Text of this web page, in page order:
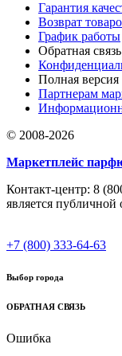
Гарантия
Возврат
График работы
Обратная связь
Полная версия
Партнерам
© 2008-2026
Маркетплейс
Контакт-центр: 8
является публичной
+7 (800) 333-64-63
Выбор города
ОБРАТНАЯ СВЯЗЬ
Ошибка